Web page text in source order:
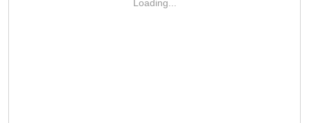
Loading...